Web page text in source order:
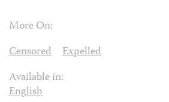
More On:
Censored
Expelled
Available in:
English